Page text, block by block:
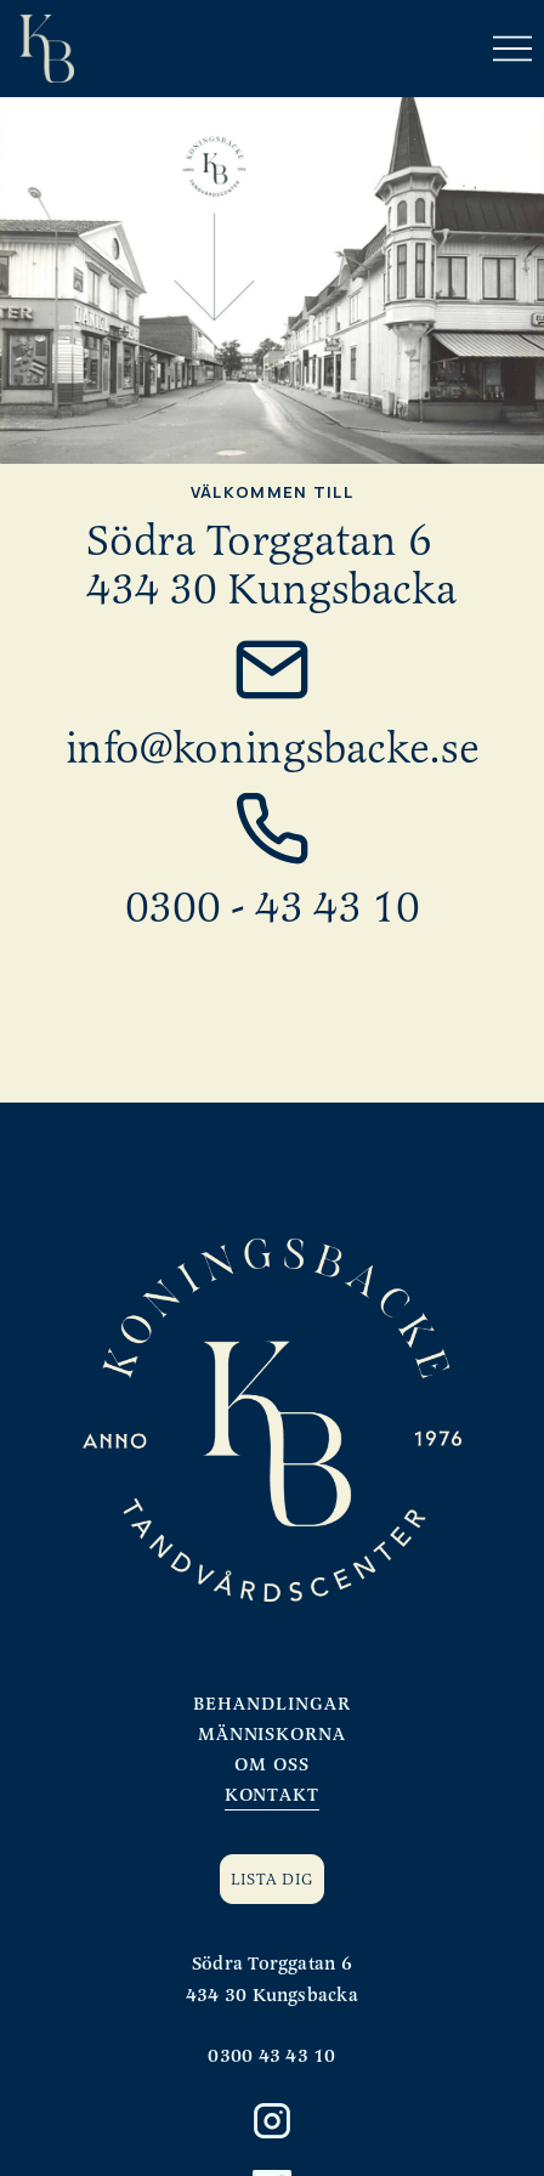
LISTA MIG
BOKA TID
EGENREMISS
REMITERRA
VÄLKOMMEN TILL
Södra Torggatan 6
434 30 Kungsbacka
info@koningsbacke.se
0300 - 43 43 10
BEHANDLINGAR
MÄNNISKORNA
OM OSS
KONTAKT
LISTA DIG
Södra Torggatan 6
434 30 Kungsbacka
0300 43 43 10